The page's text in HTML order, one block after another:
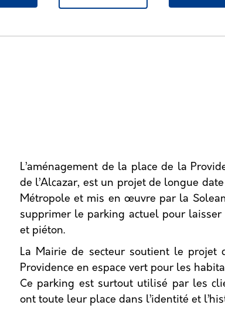
L’aménagement de la place de la
de l’Alcazar, est un projet de longue
Métropole et mis en œuvre par la
supprimer le parking actuel pour
et piéton.
La Mairie de secteur soutient le
Providence en espace vert pour les
Ce parking est surtout utilisé par les
ont toute leur place dans l’identité et